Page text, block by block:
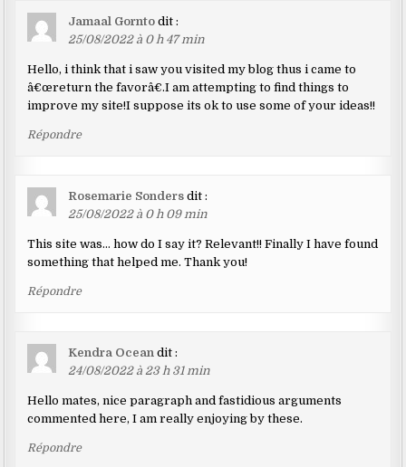
Jamaal Gornto dit :
25/08/2022 à 0 h 47 min
Hello, i think that i saw you visited my blog thus i came to
â€œreturn the favorâ€.I am attempting to find things to
improve my site!I suppose its ok to use some of your ideas!!
Répondre
Rosemarie Sonders dit :
25/08/2022 à 0 h 09 min
This site was… how do I say it? Relevant!! Finally I have found
something that helped me. Thank you!
Répondre
Kendra Ocean dit :
24/08/2022 à 23 h 31 min
Hello mates, nice paragraph and fastidious arguments
commented here, I am really enjoying by these.
Répondre